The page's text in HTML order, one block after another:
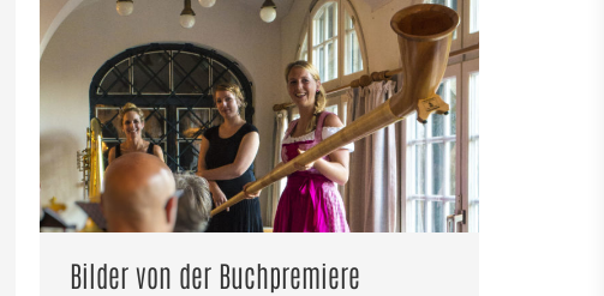
Bilder von der Buchpremiere